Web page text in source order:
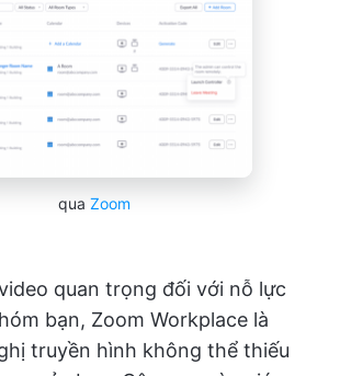
qua Zoom
quan trọng đối với nỗ lực
bạn, Zoom Workplace là
truyền hình không thể thiếu